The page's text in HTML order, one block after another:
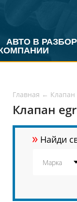
АВТО В РАЗБОР
Главная ← Клапан
Клапан egr
» Найди